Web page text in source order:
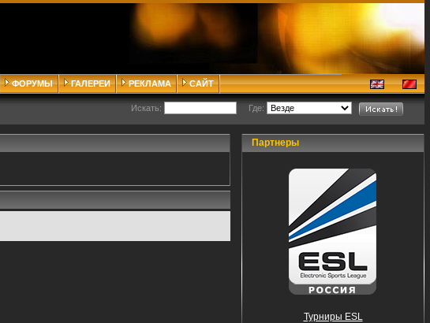
ФОРУМЫ ГАЛЕРЕИ РЕКЛАМА САЙТ
Искать: Где:
Партнеры
Турниры ESL